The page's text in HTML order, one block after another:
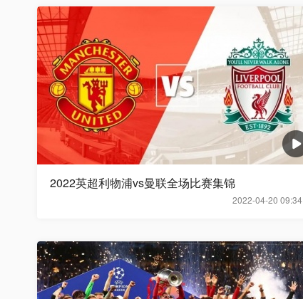
2022-04-20 09:34
2022英超利物浦vs曼联全场比赛集锦